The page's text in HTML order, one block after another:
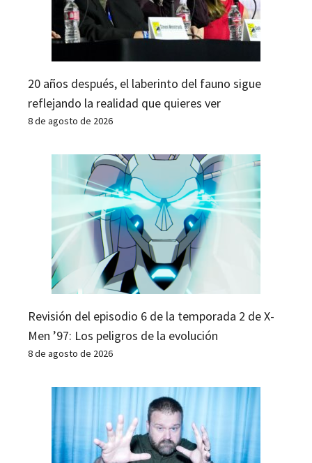
20 años después, el laberinto del fauno sigue
reflejando la realidad que quieres ver
8 de agosto de 2026
Revisión del episodio 6 de la temporada 2 de X-
Men ’97: Los peligros de la evolución
8 de agosto de 2026